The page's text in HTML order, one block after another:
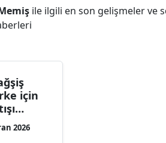
ile ilgili en son gelişmeler ve
için
2026